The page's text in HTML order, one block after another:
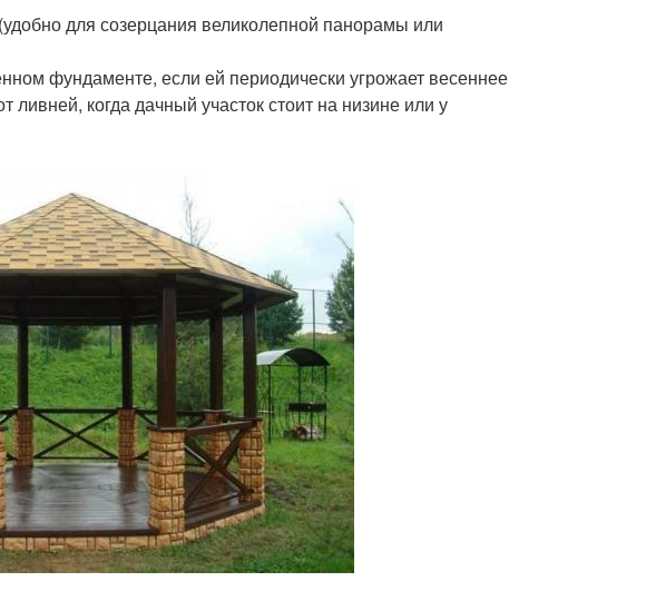
для созерцания великолепной панорамы или
фундаменте, если ей периодически угрожает весеннее
ливней, когда дачный участок стоит на низине или у